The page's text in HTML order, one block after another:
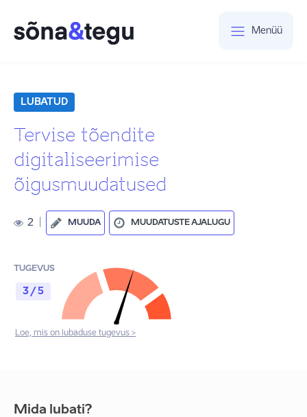
Menüü
LUBATUD
Tervise tõendite
digitaliseerimise
õigusmuudatused
2 MUUDA MUUDATUSTE AJALUGU
TUGEVUS
3 / 5
Loe, mis on lubaduse tugevus >
Mida lubati?